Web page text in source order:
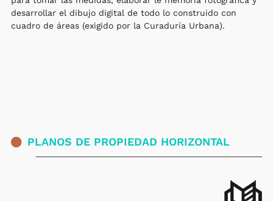
desarrollar el dibujo digital de todo lo construido con
cuadro de áreas (exigido por la Curaduría Urbana).
PLANOS DE PROPIEDAD HORIZONTAL